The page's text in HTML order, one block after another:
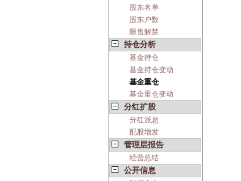
股东名单
股东户数
限售解禁
持仓分析
基金持仓
基金持仓变动
基金重仓
基金重仓变动
分红扩股
分红派息
配股增发
管理层报告
经营总结
公开信息